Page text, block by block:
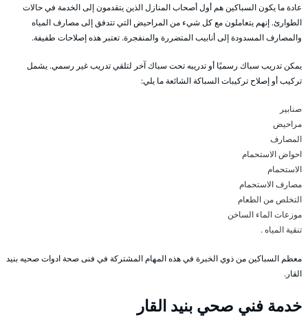
عادة ما يكون السباكين هم أول أصحاب المنازل الذين يتقدمون إلى الخدمة في حالات
الطوارئ. إنهم يتعاملون مع كل شيء من المراحيض التي تتدفق إلى مصارف المياه
والمصارف المسدودة إلى أنابيب المتضررة والمنفجرة. تعتبر هذه إصلاحات طفيفة.
يمكن تدريب سباك رسميًا أو تدريبه تحت سباك آخر لتلقي تدريب غير رسمي. يشمل
تركيب أو إصلاح تركيبات السباكة الشائعة ما يلي:
صنابير
مراحيض
المصارف
احواض الاستحمام
الاستحمام
مصارف الاستحمام
التخلص من الطعام
موزعات الماء الساخن
تنقية المياه .
معظم السباكين من ذوي الخبرة في هذه المهام المشتركة في فنى صحة ادوات صحيه بنيد
القار.
خدمة فني صحي بنيد القار